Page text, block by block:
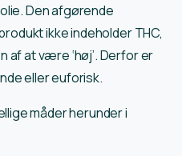
Den afgørende
ikke indeholder THC,
​​at være ‘høj’. Derfor er
eller euforisk.
måder herunder i